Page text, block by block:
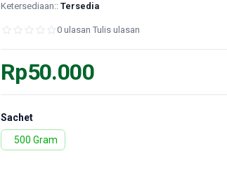
Ketersediaan:: Tersedia
0 ulasan Tulis ulasan
Rp50.000
Sachet
500 Gram